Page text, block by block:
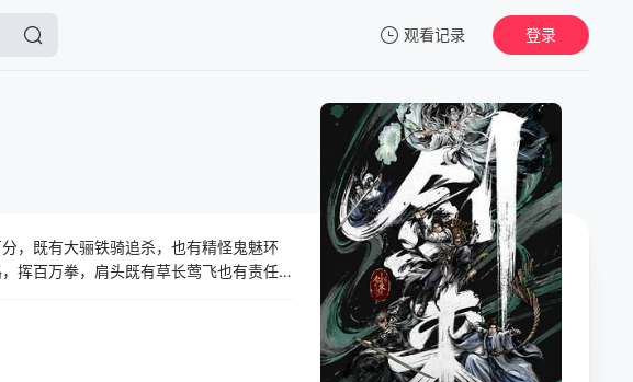
观看记录
暂无观看影片的记录
登录
，既有大骊铁骑追杀，也有精怪鬼魅环
挥百万拳，肩头既有草长莺飞也有责任